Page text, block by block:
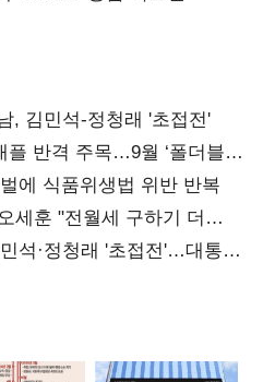
, 김민석-정청래 '초접전'
플 반격 주목…9월 ‘폴더블
에 식품위생법 위반 반복
세훈 "전월세 구하기 더
석·정청래 '초접전'…대통령